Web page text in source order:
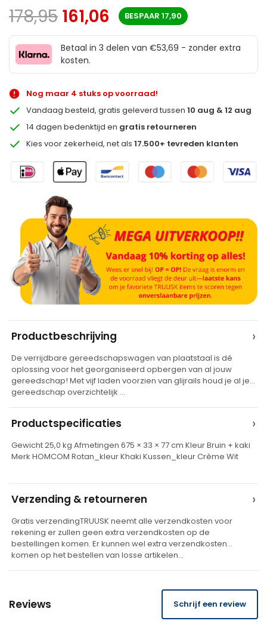
178,95 161,06 BESPAAR 17,90
Betaal in 3 delen van €53,69 - zonder extra
kosten.
Nog maar 4 stuks op voorraad!
Vandaag besteld, gratis geleverd tussen10 aug & 12 aug
14 dagen bedenktijd en gratis retourneren
Kies voor zekerheid, net als17.500+ tevreden klanten
t
e
r
a
t
e
Productbeschrijving ›
De verrijdbare gereedschapswagen van plaatstaal is dé
oplossing voor het georganiseerd opbergen van al jouw
gereedschap! Met vijf laden voorzien van glijrails houd je al je
gereedschap overzichtelijk …
Productspecificaties ›
Gewicht 25,0 kg Afmetingen 675 × 33 × 77 cm Kleur Bruin + kaki
Merk HOMCOM Rotan_kleur Khaki Kussen_kleur Crème Wit
Verzending & retourneren ›
Gratis verzendingTRUUSK neemt alle verzendkosten voor
rekening er zullen geen extra verzendkosten op de
bestellingen komen. Er kunnen wel extra verzendkosten
komen op het bestellen van losse artikelen…
Reviews Schrijf een review